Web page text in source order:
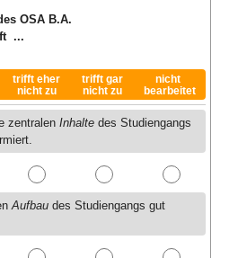
OSA B.A.
...
trifft eher
nicht zu
trifft gar
nicht zu
nicht
bearbeitet
zentralen Inhalte des Studiengangs
Aufbau des Studiengangs gut